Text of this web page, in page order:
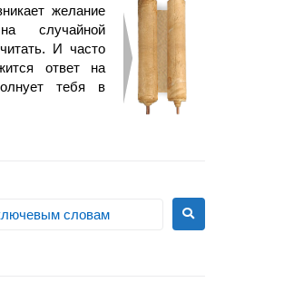
желание
случайной
И часто
ответ на
тебя в